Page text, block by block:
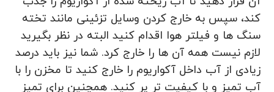
کند، سپس به خارج کردن وسایل تزئینی مانند تخته
سنگ ها و فیلتر هوا اقدام کنید البته در نظر بگیرید
لازم نیست همه آن ها را خارج کرد. شما نیز باید درصد
زیادی از آب داخل آکواریوم را خارج کنید تا مخزن را با
آب تمیز و با کیفیت تر پر کنید. همچنین برای تمیز